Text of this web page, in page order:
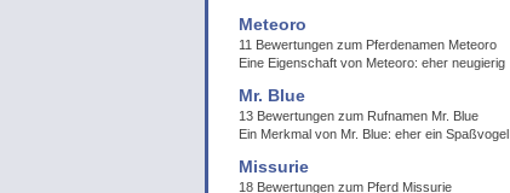
Meteoro
11 Bewertungen zum Pferdenamen Meteoro
Eine Eigenschaft von Meteoro: eher neugierig
Mr. Blue
13 Bewertungen zum Rufnamen Mr. Blue
Ein Merkmal von Mr. Blue: eher ein Spaßvogel
Missurie
18 Bewertungen zum Pferd Missurie